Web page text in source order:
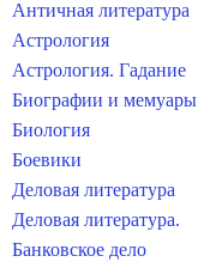
Античная литература
Астрология
Астрология. Гадание
Биографии и мемуары
Биология
Боевики
Деловая литература
Деловая литература.
Банковское дело